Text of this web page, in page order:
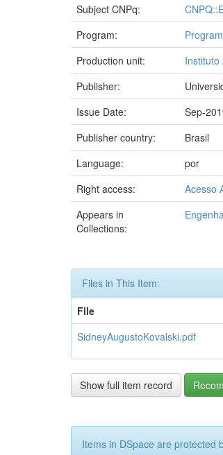
Subject CNPq:
Program:
Production unit:
Publisher:
Issue Date:
Sep-
Publisher country:
Brasil
Language:
por
Right access:
Acesso
Appears in
Collections:
Files in This Item:
File
SidneyAugustoKovalski.pdf
Show full item record
Items in DSpace are protected